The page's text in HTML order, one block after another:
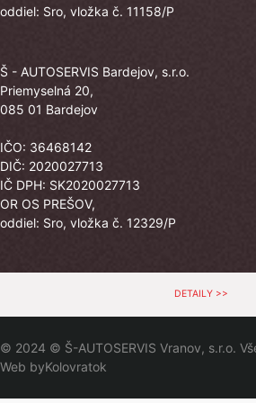
oddiel: Sro, vložka č. 11158/P
Š - AUTOSERVIS Bardejov, s.r.o.
Priemyselná 20,
085 01 Bardejov
IČO: 36468142
DIČ: 2020027713
IČ DPH: SK2020027713
OR OS PREŠOV,
oddiel: Sro, vložka č. 12329/P
DETAILY >>
© 2024 © Š-AUTOSERVIS Vranov, s.r.o.
Web byKolovratok